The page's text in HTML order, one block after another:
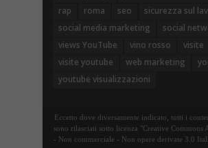
rap
roma seo
sicurezza sul
social media marketing
social
views YouTube
vino rosso
visite
visite youtube
web marketing
youtube visualizzazioni
Eccetto dove diversamente indicato, tutti i
sono rilasciati sotto licenza "Creative Commons
- Non commerciale - Non opere derivate 3.0